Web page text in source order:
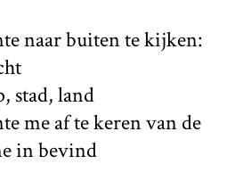
naar buiten te kijken:
stad, land
me af te keren van de
in bevind